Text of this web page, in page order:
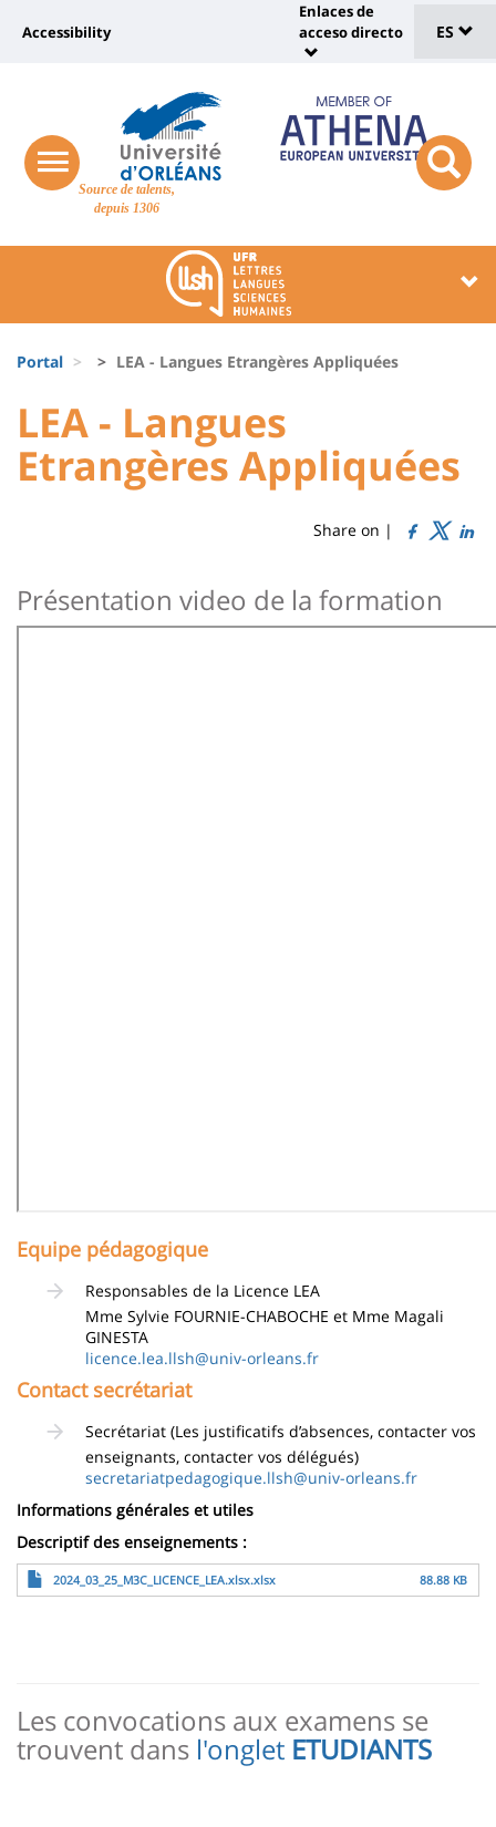
Site
Source de talents,
depuis 1306
Recherche
responsive
menu
button
Université
vers
page
accessibilité
Accessibility
:
Shortcut
links
Enlaces de
acceso directo
de
ES
Block
liste
des
composantes
d'Ariane
Portal LEA - Langues Etrangères Appliquées
University
:
Sidebar
University
:
Main
Titre
LEA - Langues
Etrangères Appliquées
Share on |
Contenu
de
Présentation video de la formation
Equipe pédagogique
Responsables de la Licence LEA
Mme Sylvie FOURNIE-CHABOCHE et Mme Magali
GINESTA
licence.lea.llsh@univ-orleans.fr
Contact secrétariat
Secrétariat (Les justificatifs d’absences, contacter vos
enseignants, contacter vos délégués)
secretariatpedagogique.llsh@univ-orleans.fr
Informations générales et utiles
Descriptif des enseignements :
Archivo2024_03_25_M3C_LICENCE_LEA.xlsx.xlsx 88.88 KB
Les convocations aux examens se
trouvent dans l'onglet ETUDIANTS